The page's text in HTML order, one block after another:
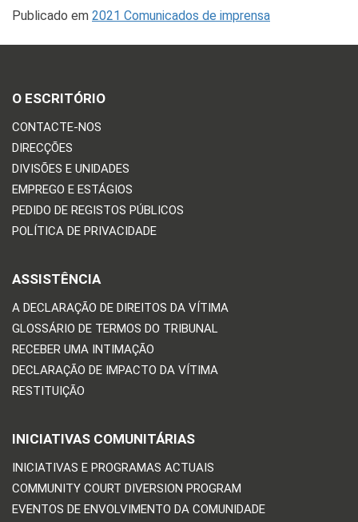
Publicado em 2021 Comunicados de imprensa
O ESCRITÓRIO
CONTACTE-NOS
DIRECÇÕES
DIVISÕES E UNIDADES
EMPREGO E ESTÁGIOS
PEDIDO DE REGISTOS PÚBLICOS
POLÍTICA DE PRIVACIDADE
ASSISTÊNCIA
A DECLARAÇÃO DE DIREITOS DA VÍTIMA
GLOSSÁRIO DE TERMOS DO TRIBUNAL
RECEBER UMA INTIMAÇÃO
DECLARAÇÃO DE IMPACTO DA VÍTIMA
RESTITUIÇÃO
INICIATIVAS COMUNITÁRIAS
INICIATIVAS E PROGRAMAS ACTUAIS
COMMUNITY COURT DIVERSION PROGRAM
EVENTOS DE ENVOLVIMENTO DA COMUNIDADE